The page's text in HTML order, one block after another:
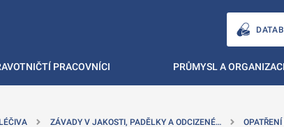
PRACOVNÍCI PRŮMYSL A
LÉČIVA ZÁVADY V JAKOSTI, PADĚLKY A ODCIZENÉ…